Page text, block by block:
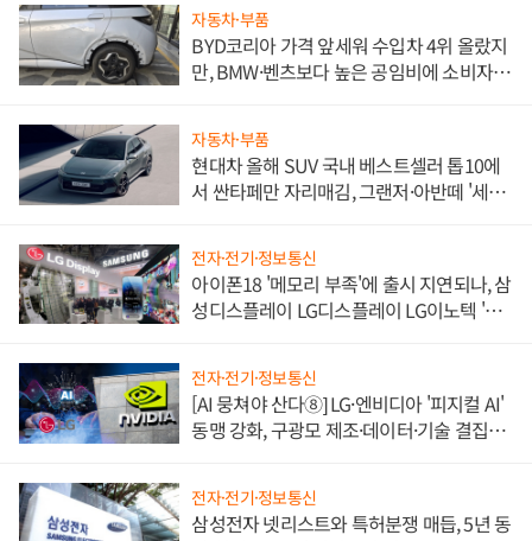
자동차·부품
BYD코리아 가격 앞세워 수입차 4위 올랐지
만, BMW·벤츠보다 높은 공임비에 소비자
자동차·부품
현대차 올해 SUV 국내 베스트셀러 톱10에
서 싼타페만 자리매김, 그랜저·아반떼 '세단
전자·전기·정보통신
아이폰18 '메모리 부족'에 출시 지연되나, 삼
성디스플레이 LG디스플레이 LG이노텍 '탈
전자·전기·정보통신
[AI 뭉쳐야 산다⑧] LG·엔비디아 '피지컬 AI'
동맹 강화, 구광모 제조·데이터·기술 결집
전자·전기·정보통신
삼성전자 넷리스트와 특허분쟁 매듭, 5년 동